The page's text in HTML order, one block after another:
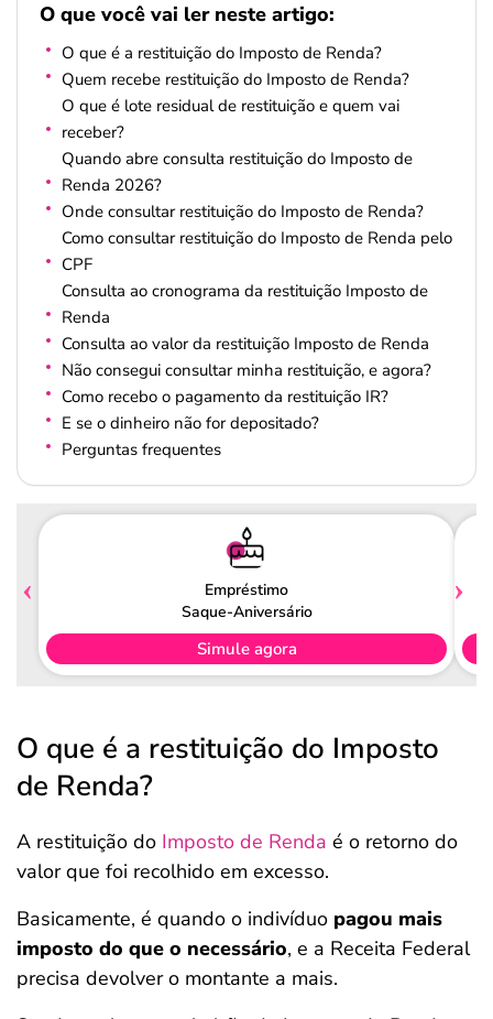
O que você vai ler neste artigo:
O que é a restituição do Imposto de Renda?
Quem recebe restituição do Imposto de Renda?
O que é lote residual de restituição e quem vai
receber?
Quando abre consulta restituição do Imposto de
Renda 2026?
Onde consultar restituição do Imposto de Renda?
Como consultar restituição do Imposto de Renda pelo
CPF
Consulta ao cronograma da restituição Imposto de
Renda
Consulta ao valor da restituição Imposto de Renda
Não consegui consultar minha restituição, e agora?
Como recebo o pagamento da restituição IR?
E se o dinheiro não for depositado?
Perguntas frequentes
Empréstimo
Saque-Aniversário
Simule agora
O que é a restituição do Imposto
de Renda?
A restituição do Imposto de Renda é o retorno do
valor que foi recolhido em excesso.
Basicamente, é quando o indivíduo pagou mais
imposto do que o necessário, e a Receita Federal
precisa devolver o montante a mais.